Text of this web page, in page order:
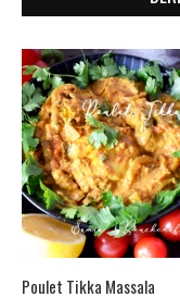
Poulet Tikka Massala